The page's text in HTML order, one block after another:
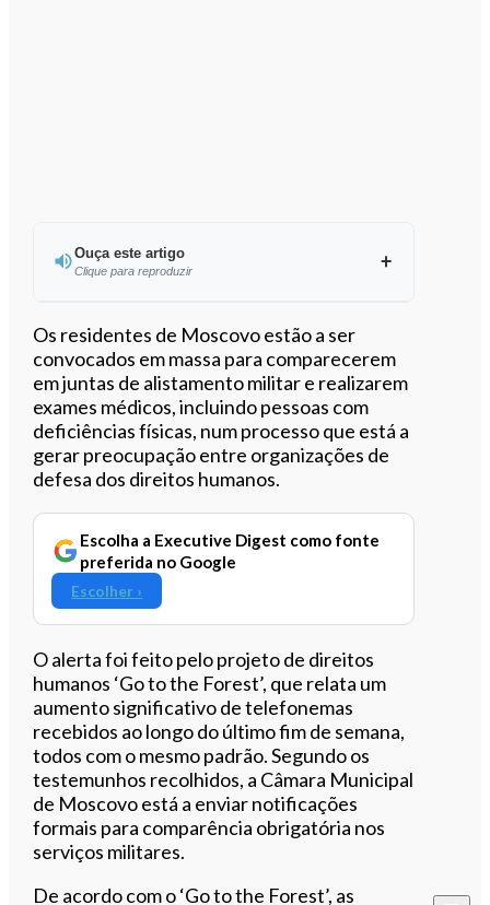
Ouça este artigo
Clique para reproduzir
Ouvir este artigo
Os residentes de Moscovo estão a ser
convocados em massa para comparecerem
em juntas de alistamento militar e realizarem
exames médicos, incluindo pessoas com
deficiências físicas, num processo que está a
gerar preocupação entre organizações de
defesa dos direitos humanos.
Escolha a Executive Digest como fonte
preferida no Google
Escolher ›
O alerta foi feito pelo projeto de direitos
humanos ‘Go to the Forest’, que relata um
aumento significativo de telefonemas
recebidos ao longo do último fim de semana,
todos com o mesmo padrão. Segundo os
testemunhos recolhidos, a Câmara Municipal
de Moscovo está a enviar notificações
formais para comparência obrigatória nos
serviços militares.
De acordo com o ‘Go to the Forest’, as